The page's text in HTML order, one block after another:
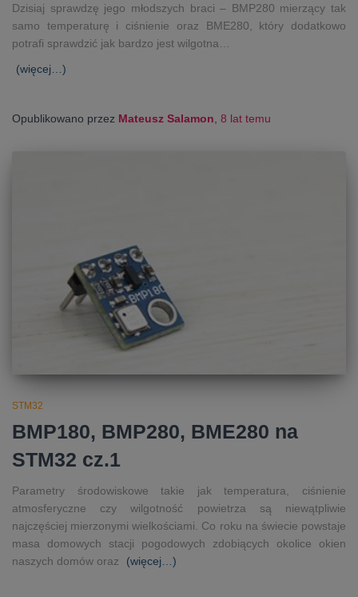
Dzisiaj sprawdzę jego młodszych braci – BMP280 mierzący tak
samo temperaturę i ciśnienie oraz BME280, który dodatkowo
potrafi sprawdzić jak bardzo jest wilgotna…
(więcej…)
Opublikowano przez Mateusz Salamon 8 lat temu
STM32
BMP180, BMP280, BME280 na
STM32 cz.1
Parametry środowiskowe takie jak temperatura, ciśnienie
atmosferyczne czy wilgotność powietrza są niewątpliwie
najczęściej mierzonymi wielkościami. Co roku na świecie powstaje
masa domowych stacji pogodowych zdobiących okolice okien
naszych domów oraz
(więcej…)